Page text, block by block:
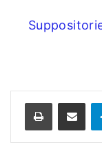
تيلقرام مشاركة عبر البريد طباعة